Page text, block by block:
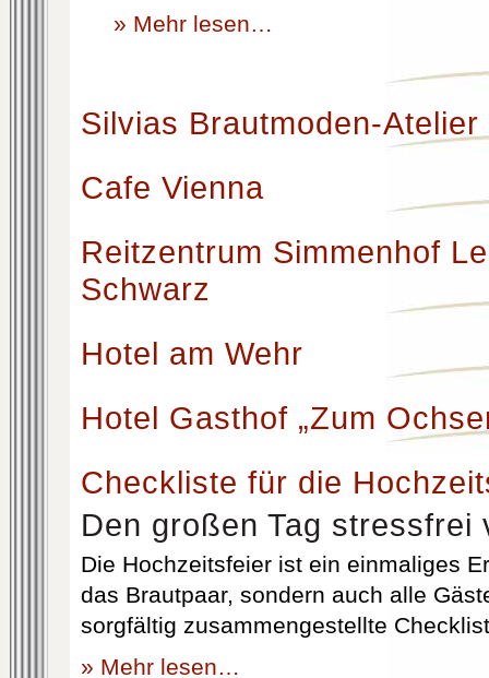
» Mehr lesen…
Silvias Brautmoden-Atelier
Cafe Vienna
Reitzentrum Simmenhof
Schwarz
Hotel am Wehr
Hotel Gasthof „Zum
Checkliste für die
Den großen Tag stressfrei
Die Hochzeitsfeier ist ein einmaliges
das Brautpaar, sondern auch alle
sorgfältig zusammengestellte
» Mehr lesen…